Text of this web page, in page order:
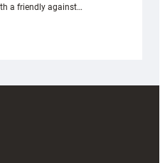
a friendly against…